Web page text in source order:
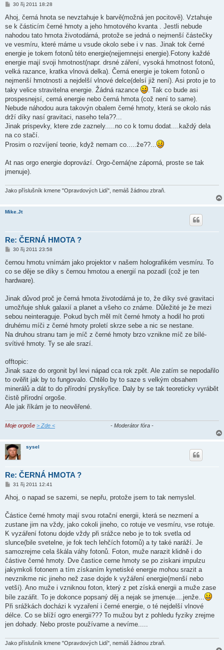
P
í
p
ě
e
k
30 říj 2011 18:28
Ahoj, černá hnota se nevztahuje k barvě(možná jen pocitově). Vztahuje
se k částicím černé hmoty a jeho hmotového kvanta . Jestli nebude
nahodou tato hmota životodárná, protože se jedná o nejmenší částečky
ve vesmíru, které máme u vsude okolo sebe i v nas. Jinak tok černé
energie je tokem fotonů této energie(nejjemnejsi energie).Fotony každé
energie mají svoji hmotnost(napr. drsné záření, vysoká hmotnost fotonů,
velká razance, kratka vlnová delka). Černá energie je tokem fotonů o
nejmenší hmotnosti a nejdelší vlnové delce(delsí již není). Asi proto je to
taky velice stravitelna energie. Žádná razance
. Tak co bude asi
prospesnejsí, cerná energie nebo černá hmota (což není to same).
Nebude náhodou aura takovýn obalem černé hmoty, která se okolo nás
drží díky nasí gravitaci, naseho tela??...
Jinak prispevky, ktere zde zaznely.....no co k tomu dodat....každý dela
na co stačí.
Prosim o rozvíjení teorie, když nemam co.....že??...
At nas orgo energie doprovází. Orgo-černá(ne záporná, proste se tak
jmenuje).
Jako příslušník kmene "Opravdových Lidí", nemáš žádnou zbraň.
Mike.Jt
Re: ČERNÁ HMOTA ?
P
í
p
ě
k
30 říj 2011 23:58
černou hmotu vnímám jako projektor v našem holografikém vesmíru. To
co se děje se díky s černou hmotou a energií na pozadí (což je ten
hardware).
Jinak důvod proč je černá hmota životodárná je to, že díky své gravitaci
umožňuje shluk galaxií a planet a všeho co známe. Důležité je že mezi
sebou neinteraguje. Pokud bych měl mít černé hmoty a hodil ho proti
druhému míči z černé hmoty proletí skrze sebe a nic se nestane.
Na druhou stranu tam je míč z černé hmoty brzo vznikne míč ze bílé-
svítivé hmoty. Ty se ale srazí.
offtopic:
Jinak saze do orgonit byl levi nápad cca rok zpět. Ale zatím se nepodařilo
to ověřit jak by to fungovalo. Chtělo by to saze s velkým obsahem
minerálů a dát to do přírodní pryskyřice. Daly by se tak teoreticky vyrábět
čistě přírodní orgoše.
Ale jak říkám je to neověřené.
Moje orgoše > Zde < - Moderátor fóra -
sysel
Re: ČERNÁ HMOTA ?
P
í
ě
e
k
31 říj 2011 12:41
Ahoj, o napad se sazemi, se nepřu, protože jsem to tak nemyslel.
Částice černé hmoty mají svou rotační energii, která se nezmení a
zustane jim na vždy, jako cokoli jineho, co rotuje ve vesmíru, vse rotuje.
K vyzáření fotonu dojde vždy při srážce nebo je to tok svetla od
slunce(bile svetelne, je fok tech lehčích fotomů) a ty také naráží. Je
samozrejme cela škála váhy fotonů. Foton, muže narazit klidně i do
částive černé hmoty. Dve častice cerne hmoty se po ziskani impulzu
jakymkoli fotonem a tím získaním kynetiské energie mohou srazit a
nevznikme nic jineho než zase dojde k vyžáření energie(menší nebo
vetší). Ano muže i vzniknou foton, který z pet získá energii a muže zase
bíle zazářit. To je dokonce popsaný děj a nejak se jmenuje....jenže...
Při srážkách docházi k vyzaření i černé energie, o té nejdelší vlnové
délce. Co se blíží ogro energii??? To mužou byt z pohledu fyziky zrejme
jen dohady. Nebo proste používame a nevíme.....
Jako příslušník kmene "Opravdových Lidí", nemáš žádnou zbraň.